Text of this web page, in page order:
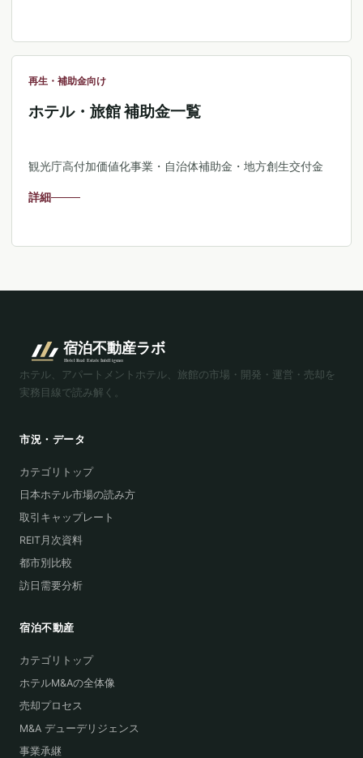
再生・補助金向け
ホテル・旅館 補助金一覧
観光庁高付加価値化事業・自治体補助金・地方創生交付金
詳細
ホテル、アパートメントホテル、旅館の市場・開発・運営・売却を
実務目線で読み解く。
市況・データ
カテゴリトップ
日本ホテル市場の読み方
取引キャップレート
REIT月次資料
都市別比較
訪日需要分析
宿泊不動産
カテゴリトップ
ホテルM&Aの全体像
売却プロセス
M&A デューデリジェンス
事業承継